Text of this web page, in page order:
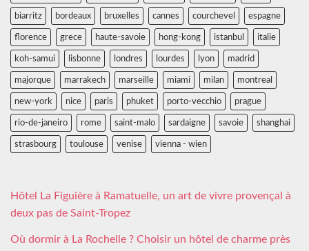
biarritz bordeaux bruxelles cannes courchevel espagne
florence grece haute-savoie hong-kong istanbul italie
koh-samui lisbonne londres lourdes lyon madrid
majorque marrakech marseille miami milan montreal
new-york nice paris phuket porto-vecchio prague
rio-de-janeiro rome saint-malo sardaigne savoie shanghai
strasbourg toulouse venise vienna - wien
Hôtel La Figuière à Ramatuelle, un art de vivre provençal à
deux pas de Saint-Tropez
Où dormir à La Rochelle ? Choisir un hôtel de charme près